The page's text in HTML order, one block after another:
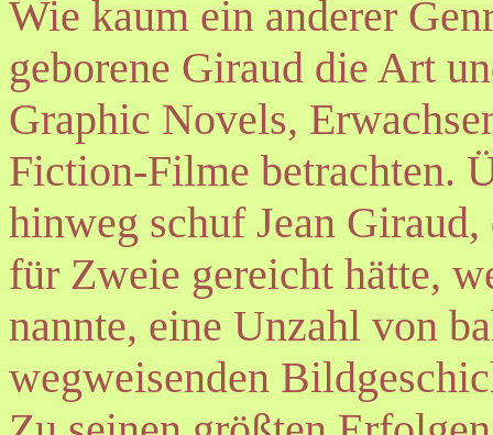
Wie kaum ein anderer
geborene Giraud die Art
Graphic Novels,
Fiction-Filme betrachten.
hinweg schuf Jean
für Zweie gereicht hätte,
nannte, eine Unzahl von
wegweisenden